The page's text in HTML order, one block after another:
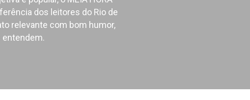
dos leitores do Rio de
relevante com bom humor,
entendem.